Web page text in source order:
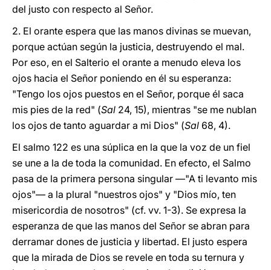
del justo con respecto al Señor.
2. El orante espera que las manos divinas se muevan,
porque actúan según la justicia, destruyendo el mal.
Por eso, en el Salterio el orante a menudo eleva los
ojos hacia el Señor poniendo en él su esperanza:
"Tengo los ojos puestos en el Señor, porque él saca
mis pies de la red" (Sal 24, 15), mientras "se me nublan
los ojos de tanto aguardar a mi Dios" (Sal 68, 4).
El salmo 122 es una súplica en la que la voz de un fiel
se une a la de toda la comunidad. En efecto, el Salmo
pasa de la primera persona singular —"A ti levanto mis
ojos"— a la plural "nuestros ojos" y "Dios mío, ten
misericordia de nosotros" (cf. vv. 1-3). Se expresa la
esperanza de que las manos del Señor se abran para
derramar dones de justicia y libertad. El justo espera
que la mirada de Dios se revele en toda su ternura y